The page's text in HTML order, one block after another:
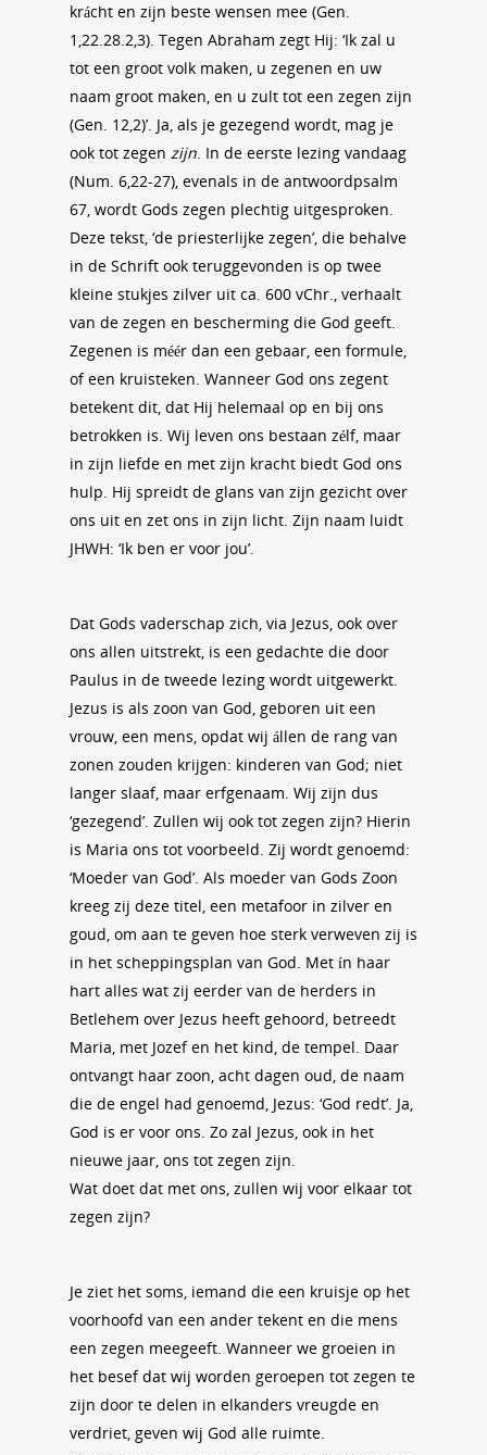
krácht en zijn beste wensen mee (Gen.
1,22.28.2,3). Tegen Abraham zegt Hij: ‘Ik zal u
tot een groot volk maken, u zegenen en uw
naam groot maken, en u zult tot een zegen zijn
(Gen. 12,2)’. Ja, als je gezegend wordt, mag je
ook tot zegen zijn. In de eerste lezing vandaag
(Num. 6,22-27), evenals in de antwoordpsalm
67, wordt Gods zegen plechtig uitgesproken.
Deze tekst, ‘de priesterlijke zegen’, die behalve
in de Schrift ook teruggevonden is op twee
kleine stukjes zilver uit ca. 600 vChr., verhaalt
van de zegen en bescherming die God geeft.
Zegenen is méér dan een gebaar, een formule,
of een kruisteken. Wanneer God ons zegent
betekent dit, dat Hij helemaal op en bij ons
betrokken is. Wij leven ons bestaan zélf, maar
in zijn liefde en met zijn kracht biedt God ons
hulp. Hij spreidt de glans van zijn gezicht over
ons uit en zet ons in zijn licht. Zijn naam luidt
JHWH: ‘Ik ben er voor jou’.
Dat Gods vaderschap zich, via Jezus, ook over
ons allen uitstrekt, is een gedachte die door
Paulus in de tweede lezing wordt uitgewerkt.
Jezus is als zoon van God, geboren uit een
vrouw, een mens, opdat wij állen de rang van
zonen zouden krijgen: kinderen van God; niet
langer slaaf, maar erfgenaam. Wij zijn dus
‘gezegend’. Zullen wij ook tot zegen zijn? Hierin
is Maria ons tot voorbeeld. Zij wordt genoemd:
‘Moeder van God’. Als moeder van Gods Zoon
kreeg zij deze titel, een metafoor in zilver en
goud, om aan te geven hoe sterk verweven zij is
in het scheppingsplan van God. Met ín haar
hart alles wat zij eerder van de herders in
Betlehem over Jezus heeft gehoord, betreedt
Maria, met Jozef en het kind, de tempel. Daar
ontvangt haar zoon, acht dagen oud, de naam
die de engel had genoemd, Jezus: ‘God redt’. Ja,
God is er voor ons. Zo zal Jezus, ook in het
nieuwe jaar, ons tot zegen zijn.
Wat doet dat met ons, zullen wij voor elkaar tot
zegen zijn?
Je ziet het soms, iemand die een kruisje op het
voorhoofd van een ander tekent en die mens
een zegen meegeeft. Wanneer we groeien in
het besef dat wij worden geroepen tot zegen te
zijn door te delen in elkanders vreugde en
verdriet, geven wij God alle ruimte.